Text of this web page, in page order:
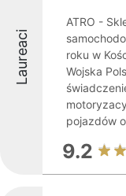
Laureaci
ATRO -
roku w
Wojska
pojazdów
9.2